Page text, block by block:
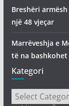
Breshëri
një 48 vjeçar
Marrëveshja e
të na bashkohet
Kategori
Kategori